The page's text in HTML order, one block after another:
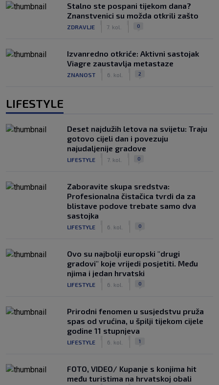
Stalno ste pospani tijekom dana?
Znanstvenici su možda otkrili zašto
ZDRAVLJE 7. kol. 0
Izvanredno otkriće: Aktivni sastojak
Viagre zaustavlja metastaze
ZNANOST 6. kol. 2
LIFESTYLE
Deset najdužih letova na svijetu: Traju
gotovo cijeli dan i povezuju
najudaljenije gradove
LIFESTYLE 7. kol. 0
Zaboravite skupa sredstva:
Profesionalna čistačica tvrdi da za
blistave podove trebate samo dva
sastojka
LIFESTYLE 6. kol. 0
Ovo su najbolji europski "drugi
gradovi" koje vrijedi posjetiti. Među
njima i jedan hrvatski
LIFESTYLE 6. kol. 0
Prirodni fenomen u susjedstvu pruža
spas od vrućina, u špilji tijekom cijele
godine 11 stupnjeva
LIFESTYLE 6. kol. 1
FOTO, VIDEO/ Kupanje s konjima hit
među turistima na hrvatskoj obali